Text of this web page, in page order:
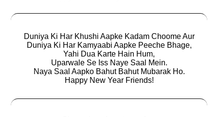
Duniya Ki Har Khushi Aapke Kadam Choome Aur
Duniya Ki Har Kamyaabi Aapke Peeche Bhage,
Yahi Dua Karte Hain Hum,
Uparwale Se Iss Naye Saal Mein.
Naya Saal Aapko Bahut Bahut Mubarak Ho.
Happy New Year Friends!